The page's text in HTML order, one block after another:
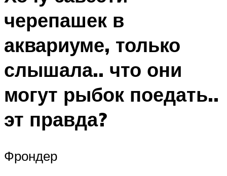
черепашек в
аквариуме, только
слышала.. что они
могут рыбок поедать..
эт правда?
Фрондер